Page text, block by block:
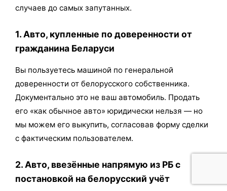
случаев до самых запутанных.
1. Авто, купленные по доверенности от
гражданина Беларуси
Вы пользуетесь машиной по генеральной
доверенности от белорусского собственника.
Документально это не ваш автомобиль. Продать
его «как обычное авто» юридически нельзя — но
мы можем его выкупить, согласовав форму сделки
с фактическим пользователем.
2. Авто, ввезённые напрямую из РБ с
постановкой на белорусский учёт